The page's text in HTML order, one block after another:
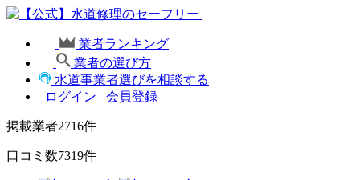
業者ランキング
業者の選び方
水道事業者選びを相談する
ログイン
会員登録
掲載業者2716件
口コミ数7319件